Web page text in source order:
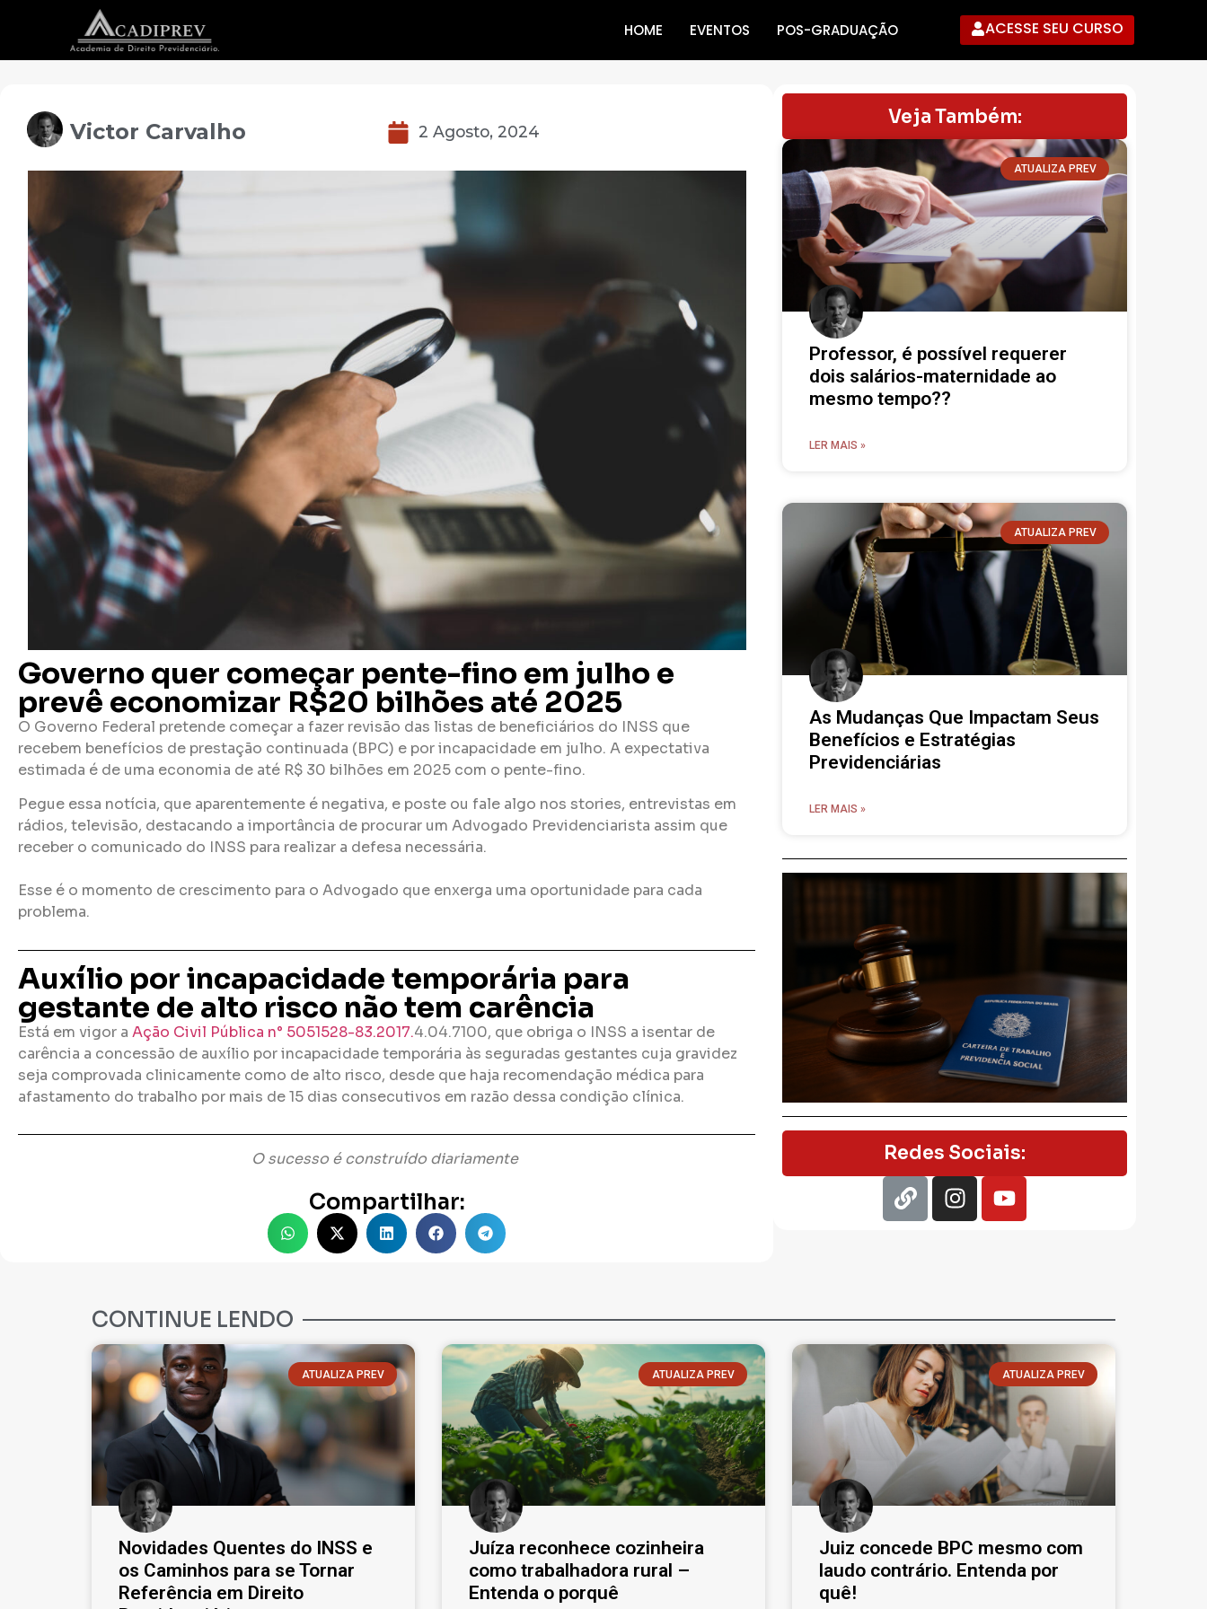
HOME EVENTOS POS-GRADUAÇÃO ACESSE SEU CURSO
Victor Carvalho 2 Agosto, 2024
Governo quer começar pente-fino em julho e
prevê economizar R$20 bilhões até 2025
O Governo Federal pretende começar a fazer revisão das listas de beneficiários do INSS que
recebem benefícios de prestação continuada (BPC) e por incapacidade em julho. A expectativa
estimada é de uma economia de até R$ 30 bilhões em 2025 com o pente-fino.
Pegue essa notícia, que aparentemente é negativa, e poste ou fale algo nos stories, entrevistas em
rádios, televisão, destacando a importância de procurar um Advogado Previdenciarista assim que
receber o comunicado do INSS para realizar a defesa necessária.
Esse é o momento de crescimento para o Advogado que enxerga uma oportunidade para cada
problema.
Auxílio por incapacidade temporária para
gestante de alto risco não tem carência
Está em vigor a Ação Civil Pública n° 5051528-83.2017.4.04.7100, que obriga o INSS a isentar de
carência a concessão de auxílio por incapacidade temporária às seguradas gestantes cuja gravidez
seja comprovada clinicamente como de alto risco, desde que haja recomendação médica para
afastamento do trabalho por mais de 15 dias consecutivos em razão dessa condição clínica.
O sucesso é construído diariamente
Compartilhar:
Veja Também:
ATUALIZA PREV
Professor, é possível requerer
dois salários-maternidade ao
mesmo tempo??
LER MAIS »
ATUALIZA PREV
As Mudanças Que Impactam Seus
Benefícios e Estratégias
Previdenciárias
LER MAIS »
Redes Sociais:
CONTINUE LENDO
ATUALIZA PREV
Novidades Quentes do INSS e
os Caminhos para se Tornar
Referência em Direito
ATUALIZA PREV
Juíza reconhece cozinheira
como trabalhadora rural –
Entenda o porquê
ATUALIZA PREV
Juiz concede BPC mesmo com
laudo contrário. Entenda por
quê!